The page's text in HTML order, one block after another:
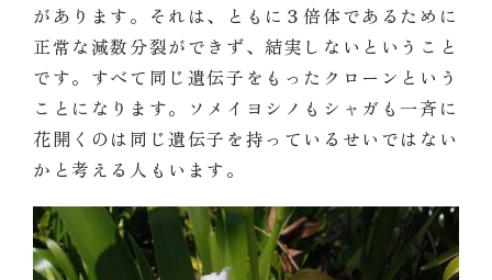
があります。それは、ともに３倍体であるために
正常な減数分裂ができず、結実しないということ
です。すべて同じ遺伝子をもったクローンという
ことになります。ソメイヨシノもシャガも一斉に
花開くのは同じ遺伝子を持っているせいではない
かと考える人もいます。